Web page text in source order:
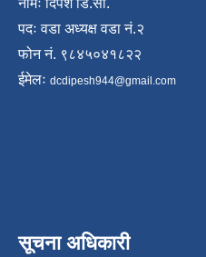
नामः दिपेश डि.सी.
पदः वडा अध्यक्ष वडा नं.२
फोन नं. ९८४५०४१८२२
ईमेलः dcdipesh944@gmail.com
सूचना अधिकारी